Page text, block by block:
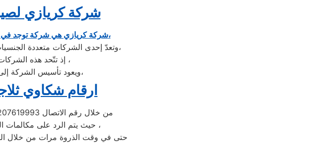
شركة كريازي
شركة كريازي هي شركة توجد في دولة كوريا الجنوبيّة، وتحديداً في مدينة سيؤول،
وتعدّ إحدى الشركات متعددة الجنسيات، وتضم الشركة العديد من الشركات التابعة لها،
إذ تتّحد هذه الشركات تحت العلامة التجاريّة لـ كريازي ،
ويعود تأسيس الشركة إلى عام 1938م على يد لي بيونغ تشول،
ارقام شكاوي
من خلال رقم الاتصال 01207619993 ، قام مركز الاتصال بتوحيد قنوات الاتصال
حيث يتم الرد على مكالمات الخدمة والشكاوى والمبيعات خلال 30 ثانية ،
حتى في وقت الذروة مرات من خلال